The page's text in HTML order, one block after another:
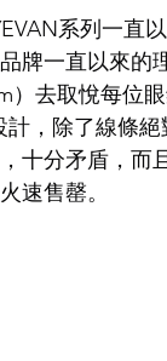
10EYEVAN
PEOPLES
系列一直
牌一直以來的
去取悅每位眼
，除了線條
十分矛盾，而
速售罄。